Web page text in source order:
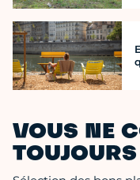
VOUS NE